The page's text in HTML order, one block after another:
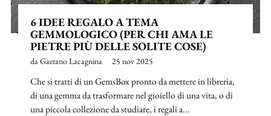
6 IDEE REGALO A TEMA
GEMMOLOGICO (PER CHI AMA LE
PIETRE PIÙ DELLE SOLITE COSE)
da Gaetano Lacagnina 25 nov 2025
Che si tratti di un GemsBox pronto da mettere in libreria,
di una gemma da trasformare nel gioiello di una vita, o di
una piccola collezione da studiare, i regali a...